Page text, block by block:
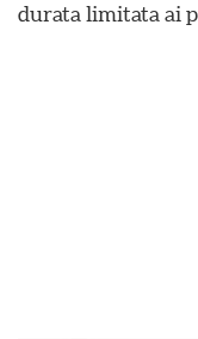
durata limitata ai